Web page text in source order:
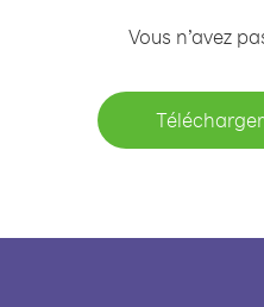
Vous n’avez